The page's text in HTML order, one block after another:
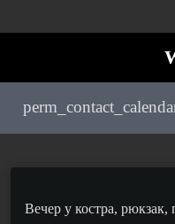
Вечер у костра, рюкзак,